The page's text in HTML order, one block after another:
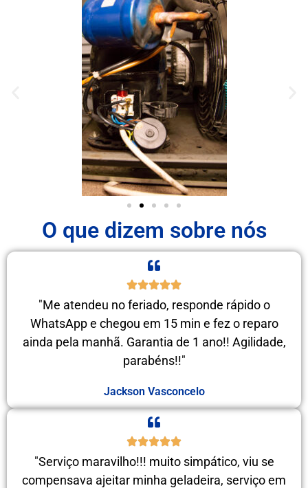
O que dizem sobre nós
"Me atendeu no feriado, responde rápido o
WhatsApp e chegou em 15 min e fez o reparo
ainda pela manhã. Garantia de 1 ano!! Agilidade,
parabéns!!"
Jackson Vasconcelo
"Serviço maravilho!!! muito simpático, viu se
compensava ajeitar minha geladeira, serviço em